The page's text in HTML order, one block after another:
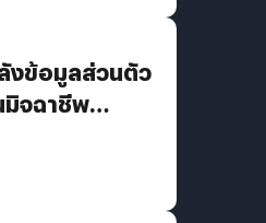
งข้อมูลส่วนตัว
จฉาชีพ
แฮกเกอร์